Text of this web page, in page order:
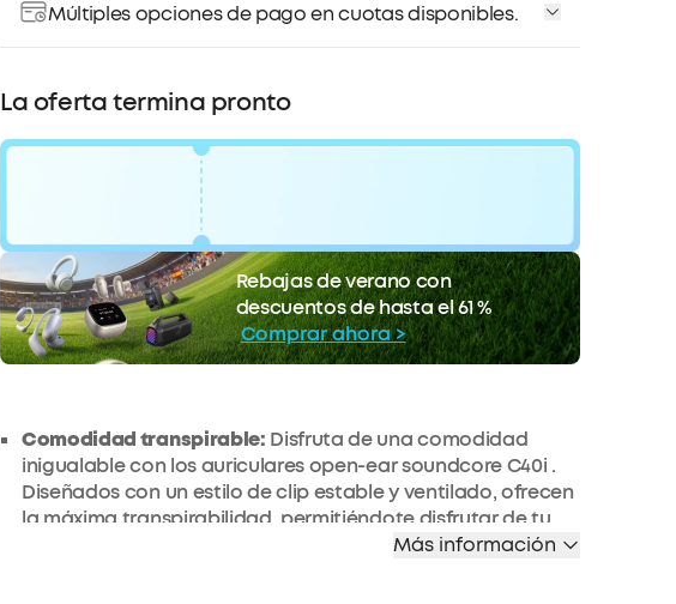
Múltiples opciones de pago en cuotas disponibles.
La oferta termina pronto
50 €
Descuento
código:WS24K8550H7H
COPIAR
La oferta termina pronto.
Rebajas de verano con
descuentos de hasta el 61 %
Comprar ahora >
Comodidad transpirable: Disfruta de una comodidad
inigualable con los auriculares open-ear soundcore C40i .
Diseñados con un estilo de clip estable y ventilado, ofrecen
la máxima transpirabilidad, permitiéndote disfrutar de tu
Más información